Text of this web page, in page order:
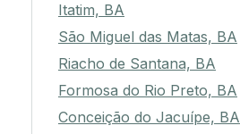
Itatim, BA
São Miguel das Matas, BA
Riacho de Santana, BA
Formosa do Rio Preto, BA
Conceição do Jacuípe, BA